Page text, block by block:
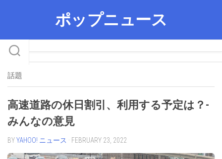
ポップニュース
話題
高速道路の休日割引、利用する予定は？-
みんなの意見
BYYAHOO! ニュース · FEBRUARY 23, 2022